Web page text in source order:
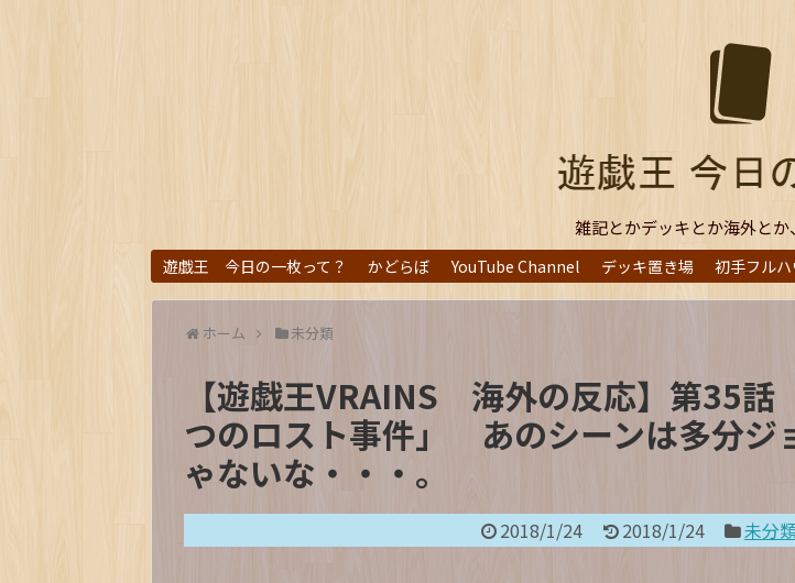
雑記とかデッキとか海外とか
遊戯王 今日の一枚って？ かどらぼ YouTube Channel デッキ置き場 初手フル
ホーム 未分類
【遊戯王VRAINS 海外の反応】第35話
つのロスト事件」 あのシーンは多分ジ
ゃないな・・・。
2018/1/24 2018/1/24 未分